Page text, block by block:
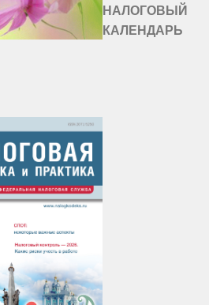
НАЛОГОВЫЙ
КАЛЕНДАРЬ